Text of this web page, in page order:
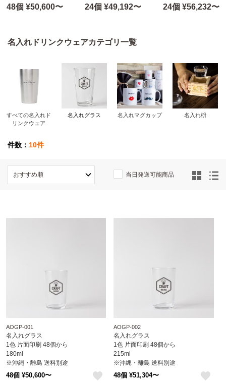
※沖縄・離島 送料別途
48個 ¥50,600〜
※沖縄・離島 送料別途
24個 ¥49,192〜
※沖縄・離島 送料別途
24個 ¥56,232〜
名入れドリンクウェアカテゴリ一覧
すべての名入れド
リンクウェア
名入れグラス 名入れマグカップ 名入れ枡
件数： 10件
当日発送可能商品
AOGP-001
名入れグラス
1色 片面印刷 48個から
180ml
※沖縄・離島 送料別途
48個 ¥50,600〜
AOGP-002
名入れグラス
1色 片面印刷 48個から
215ml
※沖縄・離島 送料別途
48個 ¥51,304〜